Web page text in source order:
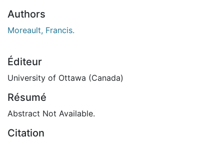
Authors
Moreault, Francis.
Éditeur
University of Ottawa (Canada)
Résumé
Abstract Not Available.
Citation